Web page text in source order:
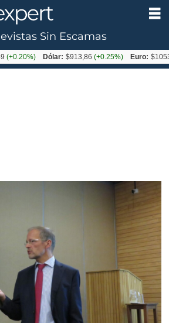
Sin Escamas
Dólar: $913,86 (+0.25%) Euro: $1053,08(-